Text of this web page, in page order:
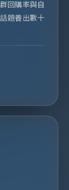
回購率與自
題養出數十